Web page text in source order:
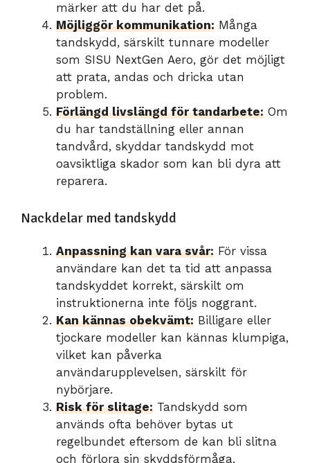
märker att du har det på.
Möjliggör kommunikation: Många
tandskydd, särskilt tunnare modeller
som SISU NextGen Aero, gör det möjligt
att prata, andas och dricka utan
problem.
Förlängd livslängd för tandarbete: Om
du har tandställning eller annan
tandvård, skyddar tandskydd mot
oavsiktliga skador som kan bli dyra att
reparera.
Nackdelar med tandskydd
Anpassning kan vara svår: För vissa
användare kan det ta tid att anpassa
tandskyddet korrekt, särskilt om
instruktionerna inte följs noggrant.
Kan kännas obekvämt: Billigare eller
tjockare modeller kan kännas klumpiga,
vilket kan påverka
användarupplevelsen, särskilt för
nybörjare.
Risk för slitage: Tandskydd som
används ofta behöver bytas ut
regelbundet eftersom de kan bli slitna
och förlora sin skyddsförmåga.